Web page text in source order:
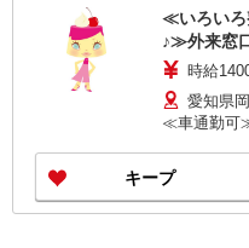
≪いろいろ
♪≫外来窓
時給
愛知県
≪車通勤可
キープ